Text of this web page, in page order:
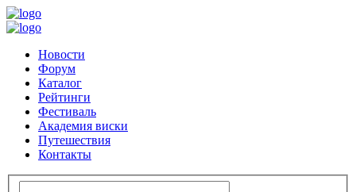
Новости
Форум
Каталог
Рейтинги
Фестиваль
Академия виски
Путешествия
Контакты